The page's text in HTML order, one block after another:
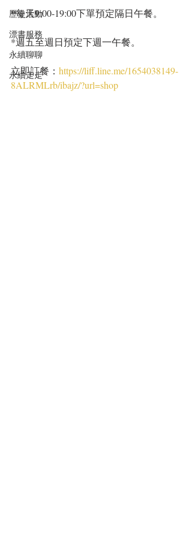
歷史活動
漂書服務
永續聊聊
永續走走
*每天9:00-19:00下單預定隔日午餐。
*週五至週日預定下週一午餐。
立即訂餐： https://liff.line.me/1654038149-
8ALRMLrb/ibajz/?url=shop